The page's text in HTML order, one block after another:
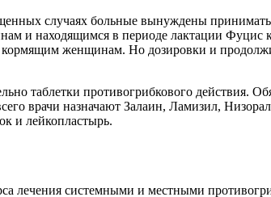
случаях больные вынуждены
и находящимся в периоде лактации Фуцис
кормящим женщинам. Но дозировки и
таблетки противогрибкового действия.
врачи назначают Залаин, Ламизил,
и лейкопластырь.
лечения системными и местными